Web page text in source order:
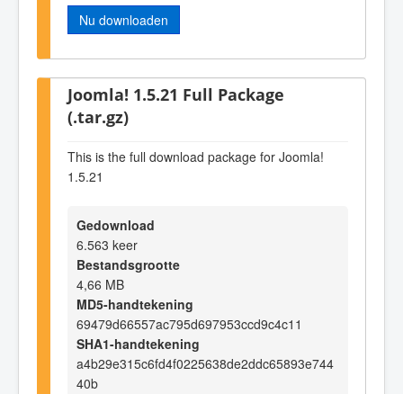
Nu downloaden
Joomla! 1.5.21 Full Package
(.tar.gz)
This is the full download package for Joomla!
1.5.21
Gedownload
6.563 keer
Bestandsgrootte
4,66 MB
MD5-handtekening
69479d66557ac795d697953ccd9c4c11
SHA1-handtekening
a4b29e315c6fd4f0225638de2ddc65893e744
40b